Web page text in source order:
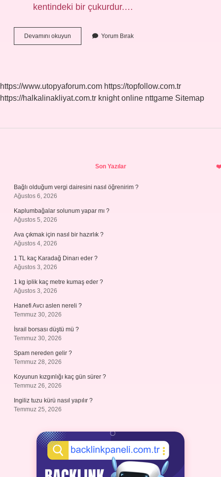
kentindeki bir çukurdur.…
Devamını okuyun Cehennemdeki
Kuyunun
Yorum Bırak
https://www.utopyaforum.com https://topfollow.com.tr
https://halkalinakliyat.com.tr knight online nttgame Sitemap
Son Yazılar
Bağlı olduğum vergi dairesini nasıl öğrenirim ?
Ağustos 6, 2026
Kaplumbağalar solunum yapar mı ?
Ağustos 5, 2026
Ava çıkmak için nasıl bir hazırlık ?
Ağustos 4, 2026
1 TL kaç Karadağ Dinarı eder ?
Ağustos 3, 2026
1 kg iplik kaç metre kumaş eder ?
Ağustos 3, 2026
Hanefi Avcı aslen nereli ?
Temmuz 30, 2026
İsrail borsası düştü mü ?
Temmuz 30, 2026
Spam nereden gelir ?
Temmuz 28, 2026
Koyunun kızgınlığı kaç gün sürer ?
Temmuz 26, 2026
Ingiliz tuzu kürü nasıl yapılır ?
Temmuz 25, 2026